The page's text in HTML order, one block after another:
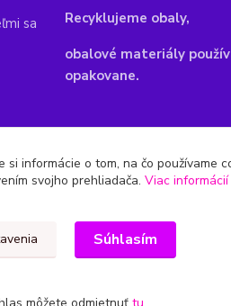
sa
Recyklujeme obaly,
obalové materiály
opakovane.
informácie o tom, na čo používame
svojho prehliadača. Viac informácií
Súhlasím